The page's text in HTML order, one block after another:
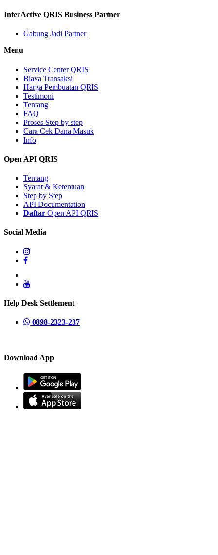
InterActive QRIS Business Partner
Gabung Jadi Partner
Menu
Service Center QRIS
Biaya Transaksi
Harga Pembuatan QRIS
Testimoni
Tentang
FAQ
Proses Step by step
Cara Cek Dana Masuk
Info
Open API QRIS
Tentang
Syarat & Ketentuan
Step by Step
API Documentation
Daftar Open API QRIS
Social Media
Help Desk Settlement
0898-2323-237
Download App